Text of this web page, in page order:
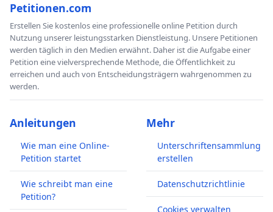
Petitionen.com
Erstellen Sie kostenlos eine professionelle online Petition durch
Nutzung unserer leistungsstarken Dienstleistung. Unsere Petitionen
werden täglich in den Medien erwähnt. Daher ist die Aufgabe einer
Petition eine vielversprechende Methode, die Öffentlichkeit zu
erreichen und auch von Entscheidungsträgern wahrgenommen zu
werden.
Anleitungen
Wie man eine Online-
Petition startet
Wie schreibt man eine
Petition?
Mehr
Unterschriftensammlung
erstellen
Datenschutzrichtlinie
Cookies verwalten